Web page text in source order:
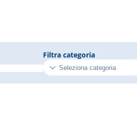
Filtra categoria